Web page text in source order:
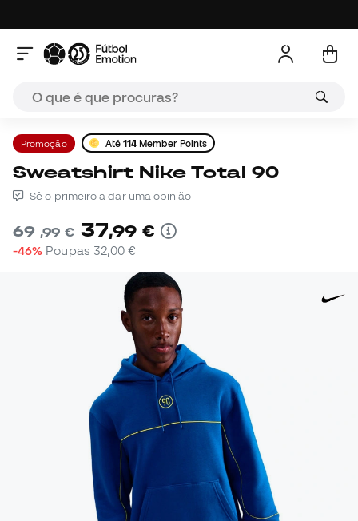
Promoção Até 114 Member Points
Sweatshirt Nike Total 90
Sê o primeiro a dar uma opinião
69,99 € 37,99 €
-46% Poupas 32,00 €